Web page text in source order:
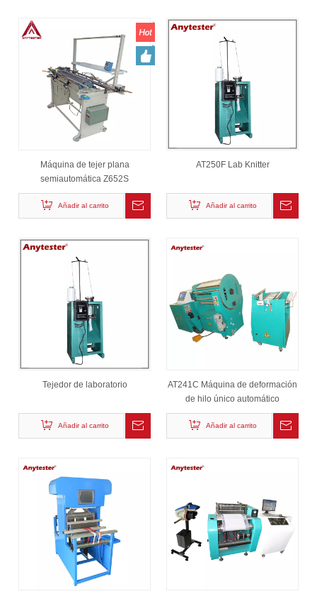
Máquina de tejer plana
semiautomática Z652S
Añadir al carrito
AT250F Lab Knitter
Añadir al carrito
Tejedor de laboratorio
Añadir al carrito
AT241C Máquina de deformación
de hilo único automático
Añadir al carrito